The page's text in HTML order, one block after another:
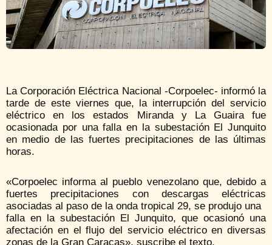
La Corporación Eléctrica Nacional -Corpoelec- informó la
tarde de este viernes que, la interrupción del servicio
eléctrico en los estados Miranda y La Guaira fue
ocasionada por una falla en la subestación El Junquito
en medio de las fuertes precipitaciones de las últimas
horas.
«Corpoelec informa al pueblo venezolano que, debido a
fuertes precipitaciones con descargas eléctricas
asociadas al paso de la onda tropical 29, se produjo una
falla en la subestación El Junquito, que ocasionó una
afectación en el flujo del servicio eléctrico en diversas
zonas de la Gran Caracas», suscribe el texto.